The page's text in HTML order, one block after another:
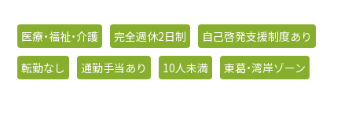
医療・福祉・介護 完全週休2日制
自己啓発支援制度あり
転勤なし
通勤手当あり 10人未満 東葛・湾岸ゾーン